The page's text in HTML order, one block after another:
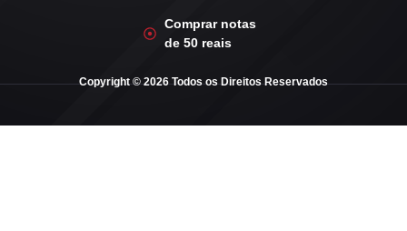
Comprar notas
de 50 reais
Copyright © 2026 Todos os Direitos Reservados